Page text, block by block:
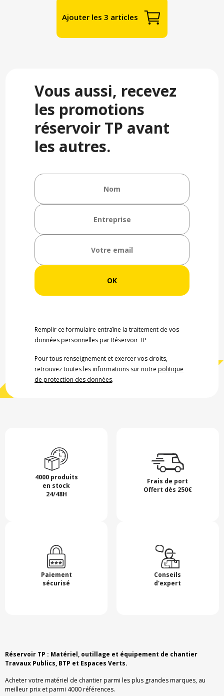
Ajouter les 3 articles
Vous aussi, recevez
les promotions
réservoir TP avant
les autres.
Remplir ce formulaire entraîne la traitement de vos
données personnelles par Réservoir TP
Pour tous renseignement et exercer vos droits,
retrouvez toutes les informations sur notrepolitique
de protection des données.
4000 produits
en stock
24/48H
Frais de port
Offert dès 250€
Paiement
sécurisé
Conseils
d'expert
Réservoir TP : Matériel, outillage et équipement de chantier
Travaux Publics, BTP et Espaces Verts.
Acheter votre matériel de chantier parmi les plus grandes marques, au
meilleur prix et parmi 4000 références.